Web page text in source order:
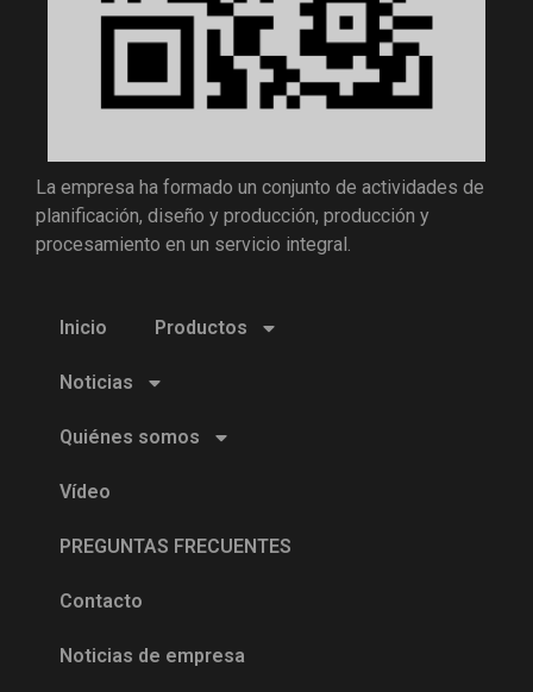
La empresa ha formado un conjunto de actividades de
planificación, diseño y producción, producción y
procesamiento en un servicio integral.
Inicio Productos
Noticias
Quiénes somos
Vídeo
PREGUNTAS FRECUENTES
Contacto
Noticias de empresa